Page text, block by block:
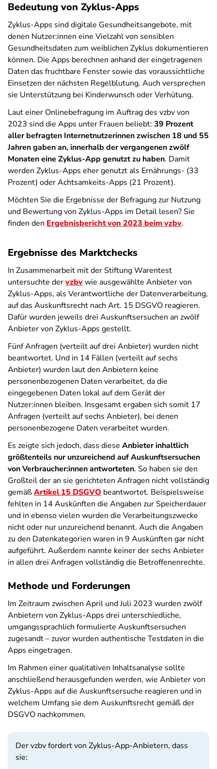
Bedeutung von Zyklus-Apps
Zyklus-Apps sind digitale Gesundheitsangebote, mit
denen Nutzer:innen eine Vielzahl von sensiblen
Gesundheitsdaten zum weiblichen Zyklus dokumentieren
können. Die Apps berechnen anhand der eingetragenen
Daten das fruchtbare Fenster sowie das voraussichtliche
Einsetzen der nächsten Regelblutung. Auch versprechen
sie Unterstützung bei Kinderwunsch oder Verhütung.
Laut einer Onlinebefragung im Auftrag des vzbv von
2023 sind die Apps unter Frauen beliebt: 39 Prozent
aller befragten Internetnutzerinnen zwischen 18 und 55
Jahren gaben an, innerhalb der vergangenen zwölf
Monaten eine Zyklus-App genutzt zu haben. Damit
werden Zyklus-Apps eher genutzt als Ernährungs- (33
Prozent) oder Achtsamkeits-Apps (21 Prozent).
Möchten Sie die Ergebnisse der Befragung zur Nutzung
und Bewertung von Zyklus-Apps im Detail lesen? Sie
finden den Ergebnisbericht von 2023 beim vzbv.
Ergebnisse des Marktchecks
In Zusammenarbeit mit der Stiftung Warentest
untersuchte dervzbvwie ausgewählte Anbieter von
Zyklus-Apps, als Verantwortliche der Datenverarbeitung,
auf das Auskunftsrecht nach Art. 15 DSGVO reagieren.
Dafür wurden jeweils drei Auskunftsersuchen an zwölf
Anbieter von Zyklus-Apps gestellt.
Fünf Anfragen (verteilt auf drei Anbieter) wurden nicht
beantwortet. Und in 14 Fällen (verteilt auf sechs
Anbieter) wurden laut den Anbietern keine
personenbezogenen Daten verarbeitet, da die
eingegebenen Daten lokal auf dem Gerät der
Nutzer:innen bleiben. Insgesamt ergaben sich somit 17
Anfragen (verteilt auf sechs Anbieter), bei denen
personenbezogene Daten verarbeitet wurden.
Es zeigte sich jedoch, dass diese Anbieter inhaltlich
größtenteils nur unzureichend auf Auskunftsersuchen
von Verbraucher:innen antworteten. So haben sie den
Großteil der an sie gerichteten Anfragen nicht vollständig
gemäßArtikel 15 DSGVO beantwortet. Beispielsweise
fehlten in 14 Auskünften die Angaben zur Speicherdauer
und in ebenso vielen wurden die Verarbeitungszwecke
nicht oder nur unzureichend benannt. Auch die Angaben
zu den Datenkategorien waren in 9 Auskünften gar nicht
aufgeführt. Außerdem nannte keiner der sechs Anbieter
in allen drei Anfragen vollständig die Betroffenenrechte.
Methode und Forderungen
Im Zeitraum zwischen April und Juli 2023 wurden zwölf
Anbietern von Zyklus-Apps drei unterschiedliche,
umgangssprachlich formulierte Auskunftsersuchen
zugesandt – zuvor wurden authentische Testdaten in die
Apps eingetragen.
Im Rahmen einer qualitativen Inhaltsanalyse sollte
anschließend herausgefunden werden, wie Anbieter von
Zyklus-Apps auf die Auskunftsersuche reagieren und in
welchem Umfang sie dem Auskunftsrecht gemäß der
DSGVO nachkommen.
Der vzbv fordert von Zyklus-App-Anbietern, dass
sie: